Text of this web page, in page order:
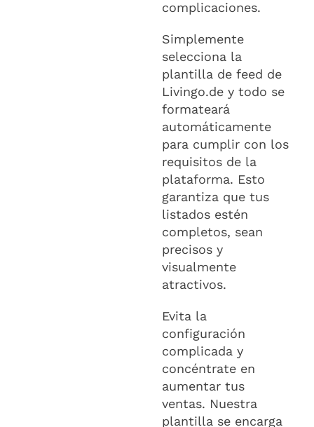
complicaciones.
Simplemente
selecciona la
plantilla de feed de
Livingo.de y todo se
formateará
automáticamente
para cumplir con los
requisitos de la
plataforma. Esto
garantiza que tus
listados estén
completos, sean
precisos y
visualmente
atractivos.
Evita la
configuración
complicada y
concéntrate en
aumentar tus
ventas. Nuestra
plantilla se encarga